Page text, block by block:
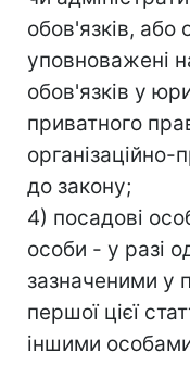
обов'язків, або
уповноважені
обов'язків у
приватного
організаційно-
до закону;
4) посадові
особи - у разі
зазначеними у
першої цієї
іншими